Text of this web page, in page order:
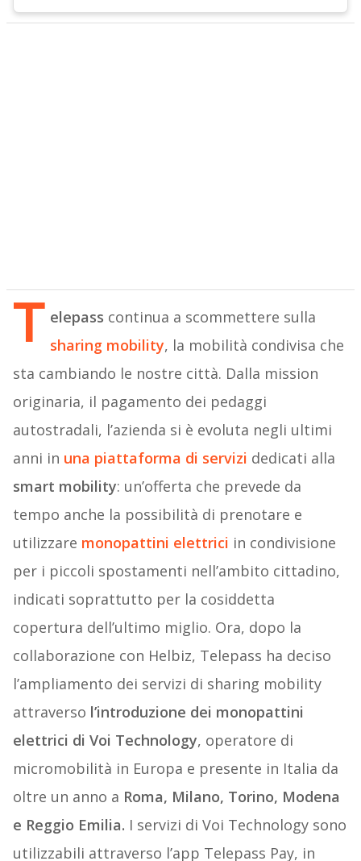
T elepass continua a scommettere sulla
sharing mobility, la mobilità condivisa che
sta cambiando le nostre città. Dalla mission
originaria, il pagamento dei pedaggi
autostradali, l’azienda si è evoluta negli ultimi
anni in una piattaforma di servizi dedicati alla
smart mobility: un’offerta che prevede da
tempo anche la possibilità di prenotare e
utilizzare monopattini elettrici in condivisione
per i piccoli spostamenti nell’ambito cittadino,
indicati soprattutto per la cosiddetta
copertura dell’ultimo miglio. Ora, dopo la
collaborazione con Helbiz, Telepass ha deciso
l’ampliamento dei servizi di sharing mobility
attraverso l’introduzione dei monopattini
elettrici di Voi Technology, operatore di
micromobilità in Europa e presente in Italia da
oltre un anno a Roma, Milano, Torino, Modena
e Reggio Emilia. I servizi di Voi Technology sono
utilizzabili attraverso l’app Telepass Pay, in